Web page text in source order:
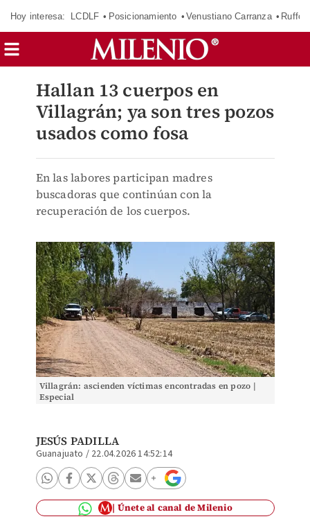
Hoy interesa: LCDLF Posicionamiento Venustiano Carranza Ruffo
Hallan 13 cuerpos en
Villagrán; ya son tres pozos
usados como fosa
En las labores participan madres
buscadoras que continúan con la
recuperación de los cuerpos.
Villagrán: ascienden víctimas encontradas en pozo |
Especial
JESÚS PADILLA
Guanajuato / 22.04.2026 14:52:14
Únete al canal de Milenio